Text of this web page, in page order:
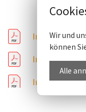
Imagetext
Imagetext
Imagetext
Wir und
können
Alle